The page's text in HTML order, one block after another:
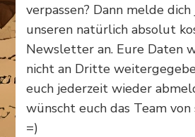
verpassen? Dann melde
unseren natürlich absolut
Newsletter an. Eure Daten
nicht an Dritte
euch jederzeit wieder
wünscht euch das Team
=)